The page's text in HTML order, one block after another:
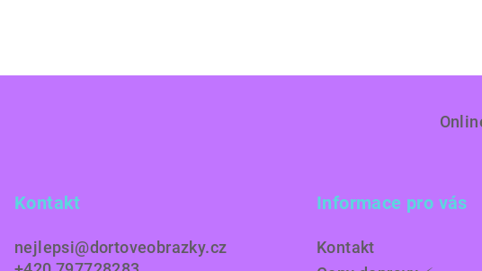
Kontakt
nejlepsi@dortoveobrazky.cz
Informace pro vás
Kontakt